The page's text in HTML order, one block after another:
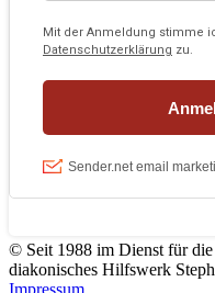
© Seit 1988 im Dienst für
diakonisches Hilfswerk